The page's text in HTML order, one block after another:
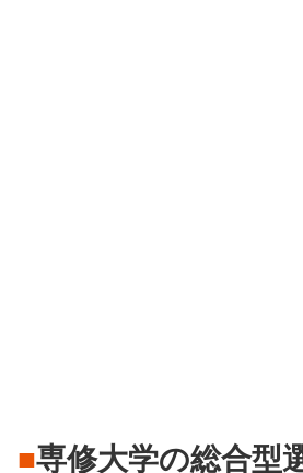
■専修大学の総合型